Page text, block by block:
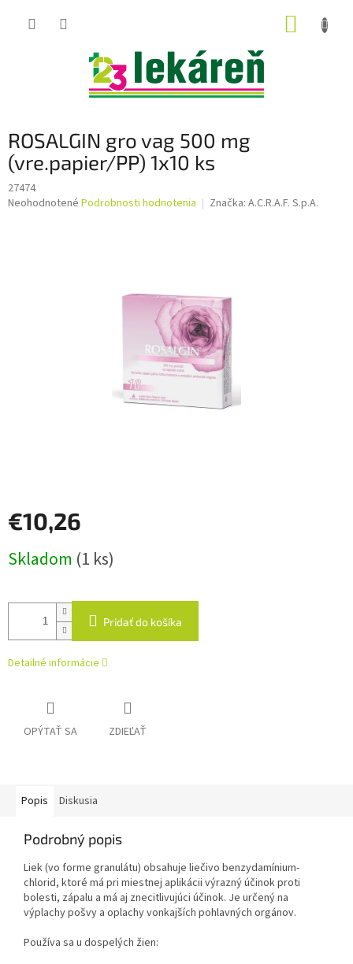
ROSALGIN gro vag 500 mg
(vre.papier/PP) 1x10 ks
27474
Priemerné
Neohodnotené Podrobnosti hodnotenia Značka: A.C.R.A.F. S.p.A.
€10,26
cena:
Skladom (1 ks)
Pridať do košíka
Detailné informácie
OPÝTAŤ SA ZDIEĽAŤ
Popis Diskusia
Podrobný popis
Liek (vo forme granulátu) obsahuje liečivo benzydamínium-
chlorid, ktoré má pri miestnej aplikácii výrazný účinok proti
bolesti, zápalu a má aj znecitlivujúci účinok. Je určený na
výplachy pošvy a oplachy vonkajších pohlavných orgánov.
Používa sa u dospelých žien: